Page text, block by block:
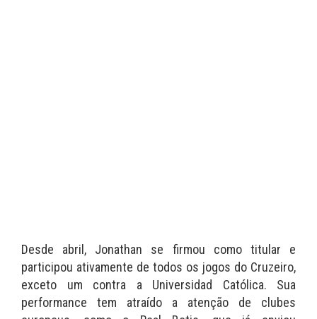
Desde abril, Jonathan se firmou como titular e
participou ativamente de todos os jogos do Cruzeiro,
exceto um contra a Universidad Católica. Sua
performance tem atraído a atenção de clubes